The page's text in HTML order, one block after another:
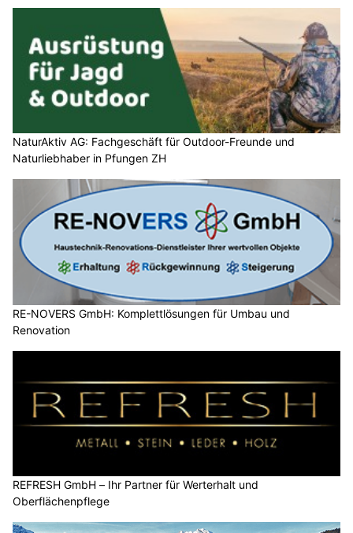
NaturAktiv AG: Fachgeschäft für Outdoor-Freunde und
Naturliebhaber in Pfungen ZH
RE-NOVERS GmbH: Komplettlösungen für Umbau und
Renovation
REFRESH GmbH – Ihr Partner für Werterhalt und
Oberflächenpflege